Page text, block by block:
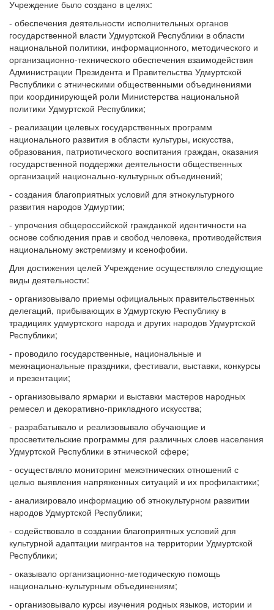
Учреждение было создано в целях:
- обеспечения деятельности исполнительных органов
государственной власти Удмуртской Республики в области
национальной политики, информационного, методического и
организационно-технического обеспечения взаимодействия
Администрации Президента и Правительства Удмуртской
Республики с этническими общественными объединениями
при координирующей роли Министерства национальной
политики Удмуртской Республики;
- реализации целевых государственных программ
национального развития в области культуры, искусства,
образования, патриотического воспитания граждан, оказания
государственной поддержки деятельности общественных
организаций национально-культурных объединений;
- создания благоприятных условий для этнокультурного
развития народов Удмуртии;
- упрочения общероссийской гражданкой идентичности на
основе соблюдения прав и свобод человека, противодействия
национальному экстремизму и ксенофобии.
Для достижения целей Учреждение осуществляло следующие
виды деятельности:
- организовывало приемы официальных правительственных
делегаций, прибывающих в Удмуртскую Республику в
традициях удмуртского народа и других народов Удмуртской
Республики;
- проводило государственные, национальные и
межнациональные праздники, фестивали, выставки, конкурсы
и презентации;
- организовывало ярмарки и выставки мастеров народных
ремесел и декоративно-прикладного искусства;
- разрабатывало и реализовывало обучающие и
просветительские программы для различных слоев населения
Удмуртской Республики в этнической сфере;
- осуществляло мониторинг межэтнических отношений с
целью выявления напряженных ситуаций и их профилактики;
- анализировало информацию об этнокультурном развитии
народов Удмуртской Республики;
- содействовало в создании благоприятных условий для
культурной адаптации мигрантов на территории Удмуртской
Республики;
- оказывало организационно-методическую помощь
национально-культурным объединениям;
- организовывало курсы изучения родных языков, истории и